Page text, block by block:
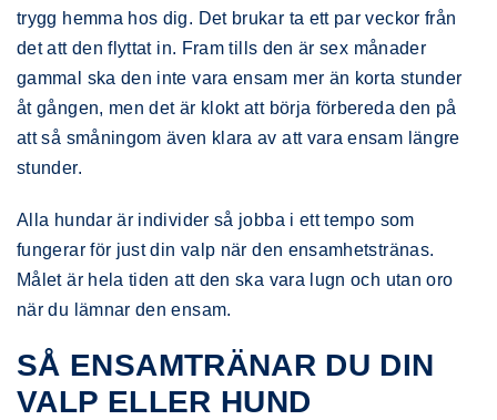
trygg hemma hos dig. Det brukar ta ett par veckor från
det att den flyttat in. Fram tills den är sex månader
gammal ska den inte vara ensam mer än korta stunder
åt gången, men det är klokt att börja förbereda den på
att så småningom även klara av att vara ensam längre
stunder.
Alla hundar är individer så jobba i ett tempo som
fungerar för just din valp när den ensamhetstränas.
Målet är hela tiden att den ska vara lugn och utan oro
när du lämnar den ensam.
SÅ ENSAMTRÄNAR DU DIN
VALP ELLER HUND